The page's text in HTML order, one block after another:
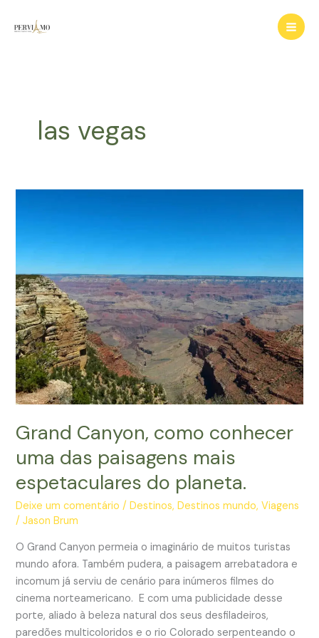
para
las vegas
Grand Canyon, como conhecer
uma das paisagens mais
espetaculares do planeta.
Deixe um comentário /Destinos,Destinos mundo,Viagens
/Jason Brum
O Grand Canyon permeia o imaginário de muitos turistas
mundo afora. Também pudera, a paisagem arrebatadora e
incomum já serviu de cenário para inúmeros filmes do
cinema norteamericano. E com uma publicidade desse
porte, aliado à beleza natural dos seus desfiladeiros,
paredões multicoloridos e o rio Colorado serpenteando o